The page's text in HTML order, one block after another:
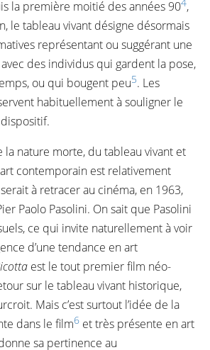
la première moitié des années 904,
le tableau vivant désigne désormais
représentant ou suggérant une
des individus qui gardent la pose,
ou qui bougent peu5. Les
habituellement à souligner le
la nature morte, du tableau vivant et
contemporain est relativement
à retracer au cinéma, en 1963,
Paolo Pasolini. On sait que Pasolini
ce qui invite naturellement à voir
d’une tendance en art
est le tout premier film néo-
sur le tableau vivant historique,
Mais c’est surtout l’idée de la
dans le film6 et très présente en art
sa pertinence au